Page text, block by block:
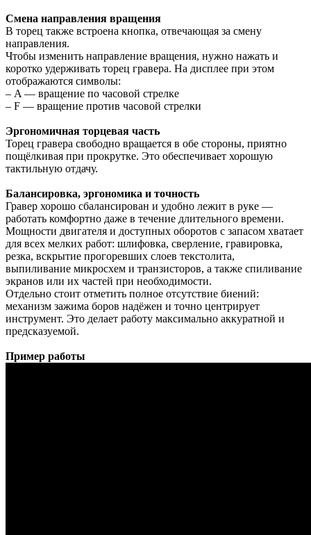
Смена направления вращения
В торец также встроена кнопка, отвечающая за смену
направления.
Чтобы изменить направление вращения, нужно нажать и
коротко удерживать торец гравера. На дисплее при этом
отображаются символы:
– A — вращение по часовой стрелке
– F — вращение против часовой стрелки
Эргономичная торцевая часть
Торец гравера свободно вращается в обе стороны, приятно
пощёлкивая при прокрутке. Это обеспечивает хорошую
тактильную отдачу.
Балансировка, эргономика и точность
Гравер хорошо сбалансирован и удобно лежит в руке —
работать комфортно даже в течение длительного времени.
Мощности двигателя и доступных оборотов с запасом хватает
для всех мелких работ: шлифовка, сверление, гравировка,
резка, вскрытие прогоревших слоев текстолита,
выпиливание микросхем и транзисторов, а также спиливание
экранов или их частей при необходимости.
Отдельно стоит отметить полное отсутствие биений:
механизм зажима боров надёжен и точно центрирует
инструмент. Это делает работу максимально аккуратной и
предсказуемой.
Пример работы